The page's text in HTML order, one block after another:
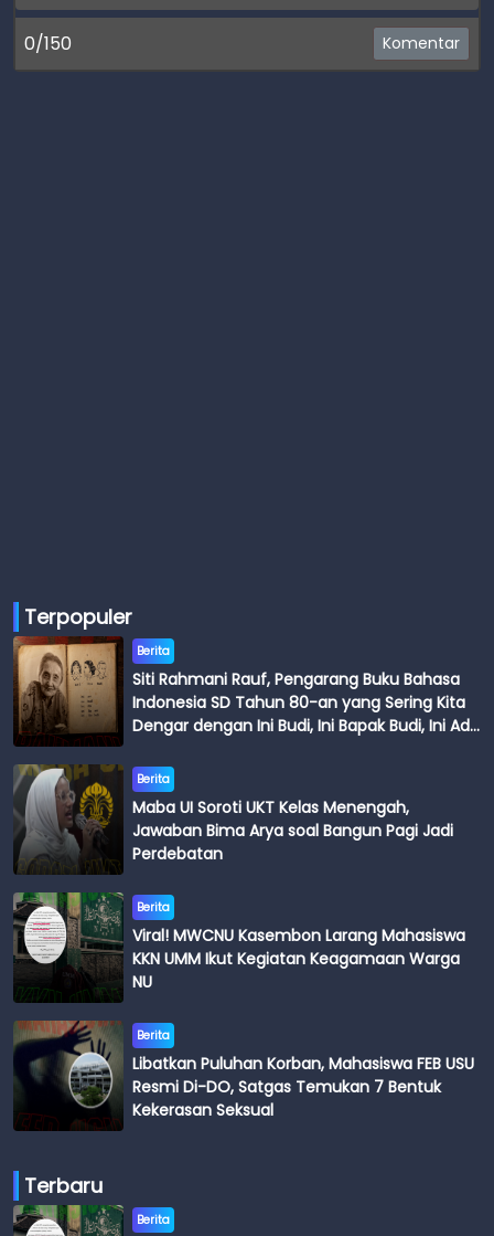
0/150 Komentar
Terpopuler
Berita
Siti Rahmani Rauf, Pengarang Buku Bahasa
Indonesia SD Tahun 80-an yang Sering Kita
Dengar dengan Ini Budi, Ini Bapak Budi, Ini Adik
Berita
Maba UI Soroti UKT Kelas Menengah,
Jawaban Bima Arya soal Bangun Pagi Jadi
Perdebatan
Berita
Viral! MWCNU Kasembon Larang Mahasiswa
KKN UMM Ikut Kegiatan Keagamaan Warga
NU
Berita
Libatkan Puluhan Korban, Mahasiswa FEB USU
Resmi Di-DO, Satgas Temukan 7 Bentuk
Kekerasan Seksual
Terbaru
Berita